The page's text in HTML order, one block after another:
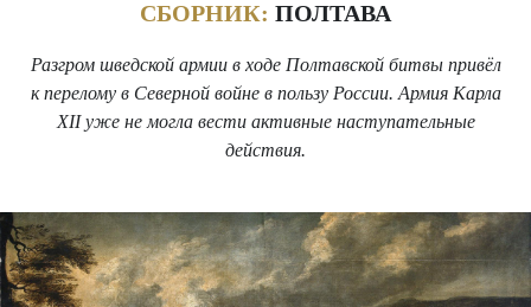
СБОРНИК: ПОЛТАВА
Разгром шведской армии в ходе Полтавской битвы привёл
к перелому в Северной войне в пользу России. Армия Карла
XII уже не могла вести активные наступательные
действия.